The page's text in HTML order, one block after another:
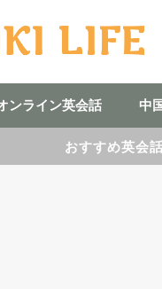
ンライン英会話 中
おすすめ英会